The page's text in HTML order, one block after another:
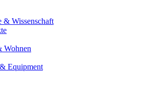
& Wissenschaft
Wohnen
Equipment